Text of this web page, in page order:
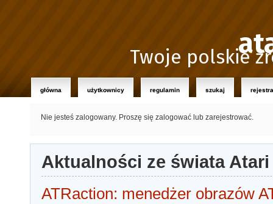
Twoje polskie
główna użytkownicy regulamin szukaj
Nie jesteś zalogowany. Proszę się zalogować lub zarejestrować.
Aktualności ze świata Atari
ATRaction: menedżer obrazów